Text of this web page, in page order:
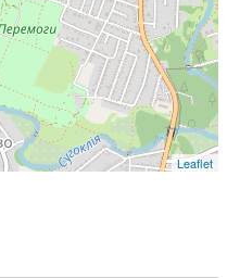
Leaflet